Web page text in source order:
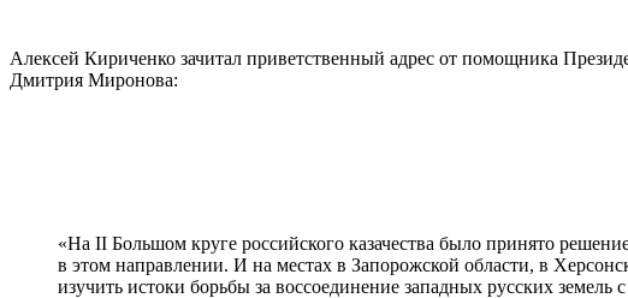
Алексей Кириченко зачитал приветственный адрес от помощника
Дмитрия Миронова:
«На II Большом круге российского казачества было принято
в этом направлении. И на местах в Запорожской области, в
изучить истоки борьбы за воссоединение западных русских